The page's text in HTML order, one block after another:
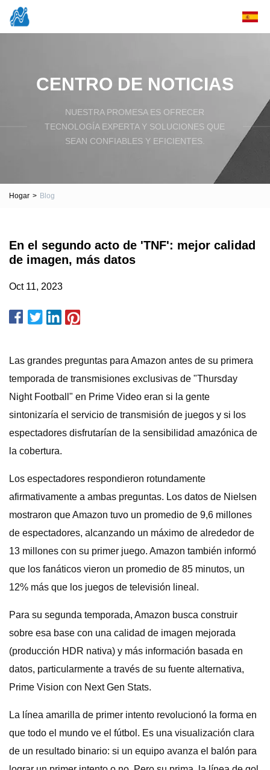
CENTRO DE NOTICIAS
NUESTRA PROMESA ES OFRECER
TECNOLOGÍA EXPERTA Y SOLUCIONES QUE
SEAN CONFIABLES Y EFICIENTES.
Hogar > Blog
En el segundo acto de 'TNF': mejor calidad
de imagen, más datos
Oct 11, 2023
Las grandes preguntas para Amazon antes de su primera
temporada de transmisiones exclusivas de "Thursday
Night Football" en Prime Video eran si la gente
sintonizaría el servicio de transmisión de juegos y si los
espectadores disfrutarían de la sensibilidad amazónica de
la cobertura.
Los espectadores respondieron rotundamente
afirmativamente a ambas preguntas. Los datos de Nielsen
mostraron que Amazon tuvo un promedio de 9,6 millones
de espectadores, alcanzando un máximo de alrededor de
13 millones con su primer juego. Amazon también informó
que los fanáticos vieron un promedio de 85 minutos, un
12% más que los juegos de televisión lineal.
Para su segunda temporada, Amazon busca construir
sobre esa base con una calidad de imagen mejorada
(producción HDR nativa) y más información basada en
datos, particularmente a través de su fuente alternativa,
Prime Vision con Next Gen Stats.
La línea amarilla de primer intento revolucionó la forma en
que todo el mundo ve el fútbol. Es una visualización clara
de un resultado binario: si un equipo avanza el balón para